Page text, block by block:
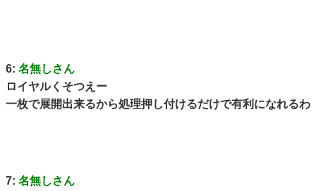
6: 名無しさん
ロイヤルくそつえー
一枚で展開出来るから処理押し付けるだけで有利になれるわ
7: 名無しさん